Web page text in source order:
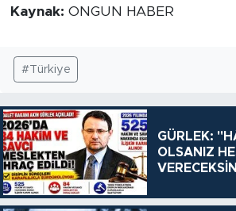
Kaynak: ONGUN HABER
#Türkiye
GÜRLEK:
OLSANIZ